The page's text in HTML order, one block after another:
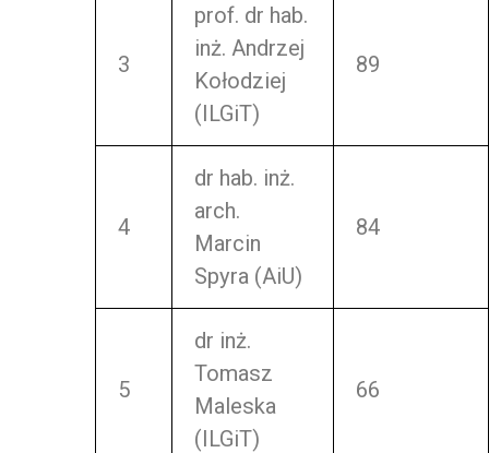
3
prof. dr hab.
inż. Andrzej
Kołodziej
(ILGiT)
89
4
dr hab. inż.
arch.
Marcin
Spyra (AiU)
84
5
dr inż.
Tomasz
Maleska
(ILGiT)
66